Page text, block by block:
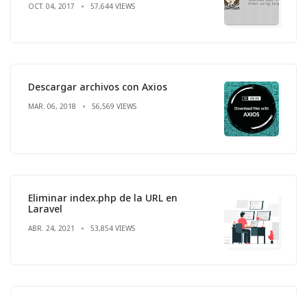
OCT. 04, 2017 57,644 VIEWS
Descargar archivos con Axios
MAR. 06, 2018 56,569 VIEWS
Eliminar index.php de la URL en
Laravel
ABR. 24, 2021 53,854 VIEWS